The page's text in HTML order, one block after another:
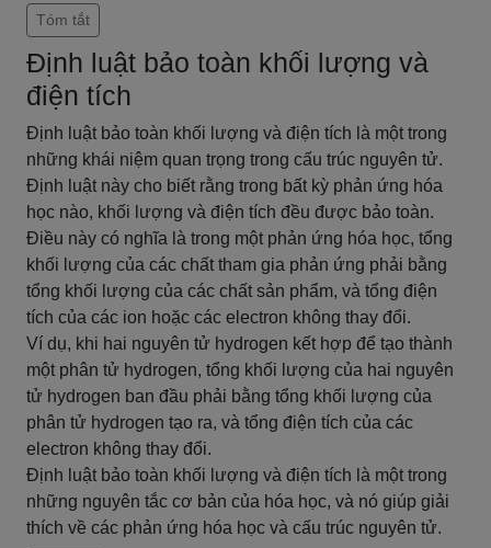
Tóm tắt
Định luật bảo toàn khối lượng và
điện tích
Định luật bảo toàn khối lượng và điện tích là một trong
những khái niệm quan trọng trong cấu trúc nguyên tử.
Định luật này cho biết rằng trong bất kỳ phản ứng hóa
học nào, khối lượng và điện tích đều được bảo toàn.
Điều này có nghĩa là trong một phản ứng hóa học, tổng
khối lượng của các chất tham gia phản ứng phải bằng
tổng khối lượng của các chất sản phẩm, và tổng điện
tích của các ion hoặc các electron không thay đổi.
Ví dụ, khi hai nguyên tử hydrogen kết hợp để tạo thành
một phân tử hydrogen, tổng khối lượng của hai nguyên
tử hydrogen ban đầu phải bằng tổng khối lượng của
phân tử hydrogen tạo ra, và tổng điện tích của các
electron không thay đổi.
Định luật bảo toàn khối lượng và điện tích là một trong
những nguyên tắc cơ bản của hóa học, và nó giúp giải
thích về các phản ứng hóa học và cấu trúc nguyên tử.